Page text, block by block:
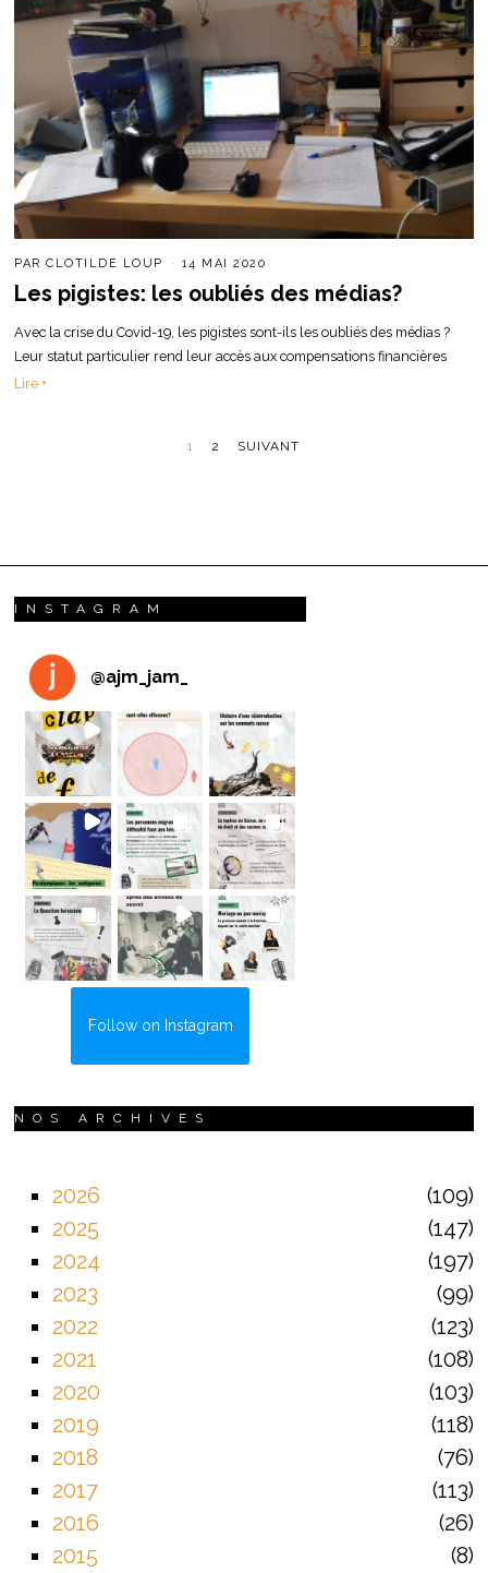
PARCLOTILDE LOUP 14 MAI 2020
Les pigistes: les oubliés des médias?
Avec la crise du Covid-19, les pigistes sont-ils les oubliés des médias ?
Leur statut particulier rend leur accès aux compensations financières
Lire +
1 2 SUIVANT
INSTAGRAM
@ajm_jam_
Follow on Instagram
NOS ARCHIVES
2026
109
2025
147
2024
197
2023
99
2022
123
2021
108
2020
103
2019
118
2018
76
2017
113
2016
26
2015
8